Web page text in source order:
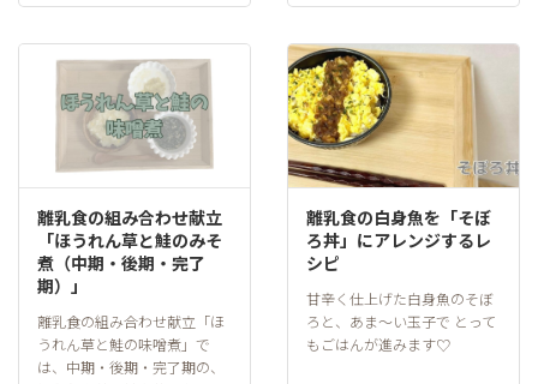
離乳食の組み合わせ献立
「ほうれん草と鮭のみそ
煮（中期・後期・完了
期）」
離乳食の組み合わせ献立「ほ
うれん草と鮭の味噌煮」で
は、中期・後期・完了期の、
離乳食の白身魚を「そぼ
ろ丼」にアレンジするレ
シピ
甘辛く仕上げた白身魚のそぼ
ろと、あま～い玉子で とって
もごはんが進みます♡